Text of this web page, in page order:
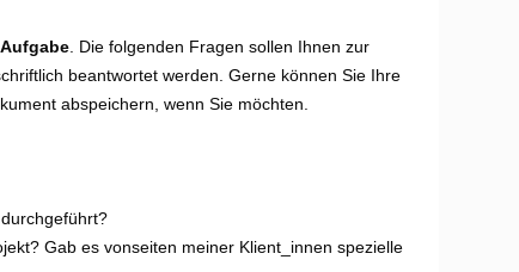
. Die folgenden Fragen sollen Ihnen zur
beantwortet werden. Gerne können Sie Ihre
abspeichern, wenn Sie möchten.
Gab es vonseiten meiner Klient_innen spezielle